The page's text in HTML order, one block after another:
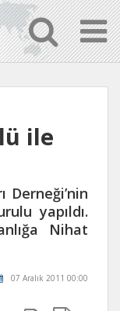
ile
Derneği’nin
yapıldı.
Nihat
07 Aralık 2011 00:00